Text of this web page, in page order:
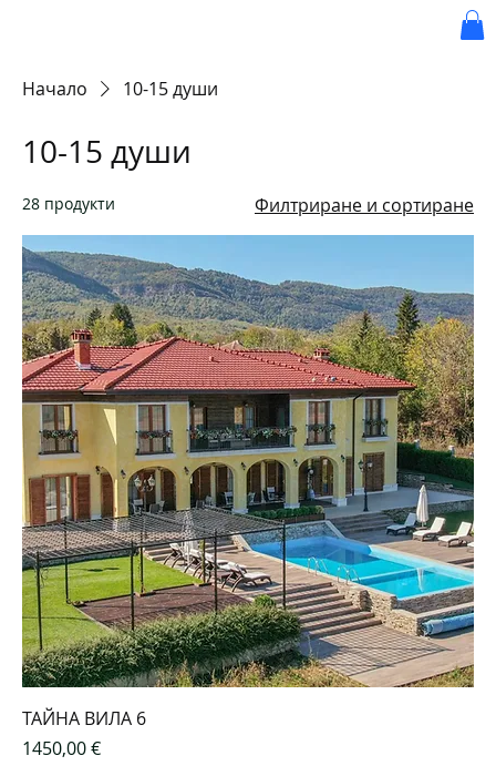
Начало 10-15 души
10-15 души
28 продукти Филтриране и сортиране
ТАЙНА ВИЛА 6
Цена
1450,00 €